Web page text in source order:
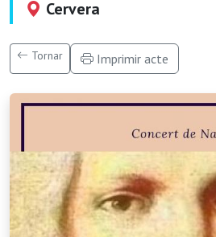
Cervera
Tornar Imprimir acte